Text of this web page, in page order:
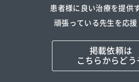
患者様に良い治療を提供
頑張っている先生を応援
掲載依頼は
こちらからどう